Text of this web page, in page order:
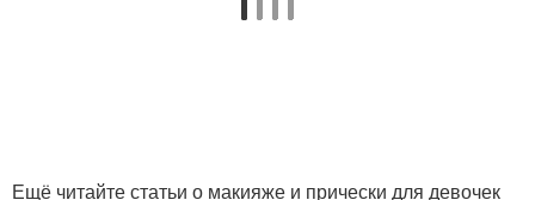
Ещё читайте статьи о макияже и прически для девочек